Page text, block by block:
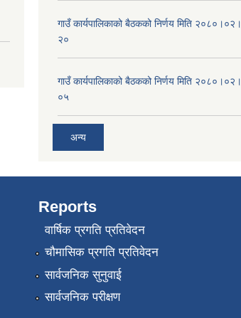
गाउँ कार्यपालिकाको बैठकको निर्णय मिति २०८०।०२।
२०
गाउँ कार्यपालिकाको बैठकको निर्णय मिति २०८०।०२।
०५
अन्य
Reports
वार्षिक प्रगति प्रतिवेदन
चौमासिक प्रगति प्रतिवेदन
सार्वजनिक सुनुवाई
सार्वजनिक परीक्षण